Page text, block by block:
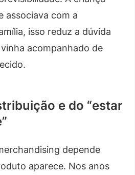
associava com a
isso reduz a dúvida
acompanhado de
e do “estar
depende
aparece. Nos anos